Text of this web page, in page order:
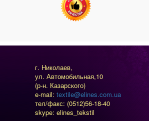
г. Николаев,
ул. Автомобильная,10
(р-н. Казарского)
e-mail: textile@elines.com.ua
тел/факс: (0512)56-18-40
skype: elines_tekstil